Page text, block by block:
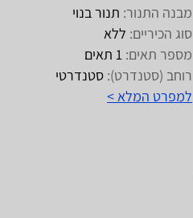
מבנה התנור: תנור בנוי
סוג הכיריים: ללא
מספר תאים: 1 תאים
רוחב (סטנדרט): סטנדרטי
למפרט המלא >